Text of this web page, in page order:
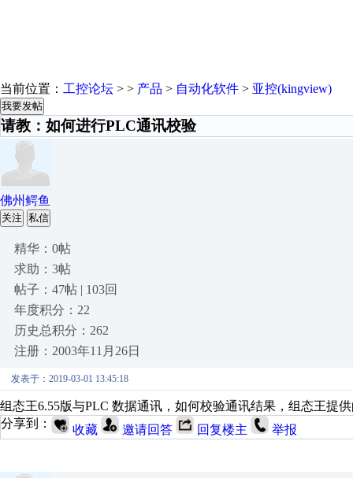
当前位置： 工控论坛 > > 产品 > 自动化软件 > 亚控(kingview)
我要发帖
请教：如何进行PLC通讯校验
佛州鳄鱼
关注 私信
精华：0帖
求助：3帖
帖子：47帖 | 103回
年度积分：22
历史总积分：262
注册：2003年11月26日
发表于：2019-03-01 13:45:18
组态王6.55版与PLC 数据通讯，如何校验通讯结果，组态王提
分享到：
收藏 邀请回答 回复楼主 举报